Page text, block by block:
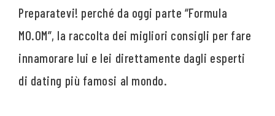
Preparatevi! perché da oggi parte “Formula
MO.OM”, la raccolta dei migliori consigli per fare
innamorare lui e lei direttamente dagli esperti
di dating più famosi al mondo.